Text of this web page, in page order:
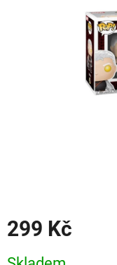
hvězdiček.
299 Kč